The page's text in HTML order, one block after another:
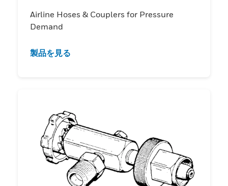
Airline Hoses & Couplers for Pressure
Demand
製品を見る